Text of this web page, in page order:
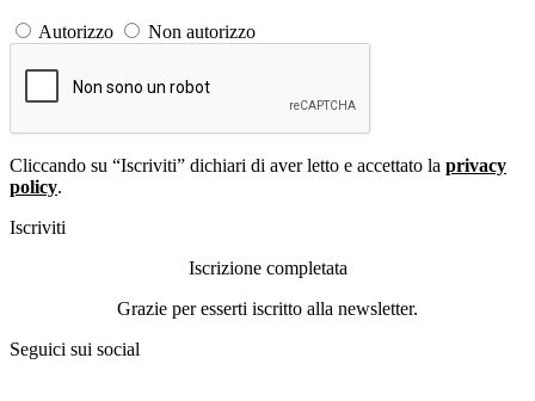
Autorizzo Non autorizzo
Cliccando su “Iscriviti” dichiari di aver letto e accettato la privacy
policy.
Iscriviti
Iscrizione completata
Grazie per esserti iscritto alla newsletter.
Seguici sui social